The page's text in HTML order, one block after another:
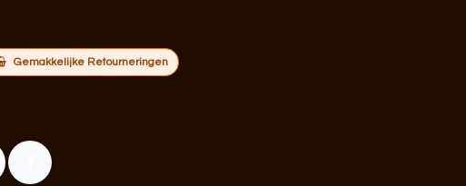
Gemakkelijke Retourneringen